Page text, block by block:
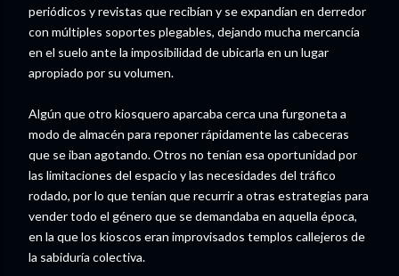
periódicos y revistas que recibían y se expandían en derredor
con múltiples soportes plegables, dejando mucha mercancía
en el suelo ante la imposibilidad de ubicarla en un lugar
apropiado por su volumen.
Algún que otro kiosquero aparcaba cerca una furgoneta a
modo de almacén para reponer rápidamente las cabeceras
que se iban agotando. Otros no tenían esa oportunidad por
las limitaciones del espacio y las necesidades del tráfico
rodado, por lo que tenían que recurrir a otras estrategias para
vender todo el género que se demandaba en aquella época,
en la que los kioscos eran improvisados templos callejeros de
la sabiduría colectiva.